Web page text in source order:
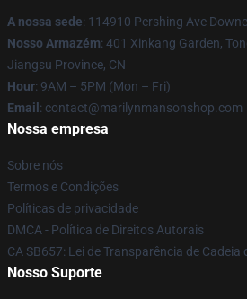
A nossa sede: 114910 Pershing Ave
Nosso Armazém: 401 Xinkang Garden,
Jiangsu Province, CN
Hour: 9AM – 5PM (Mon – Fri)
Email : contact@marilynmansonshop.com
Nossa empresa
Sobre nós
Termos e Condições
Políticas de privacidade
DMCA - Política de Direitos Autorais
CA SB657: Lei de Transparência de Cadeia
Nosso Suporte